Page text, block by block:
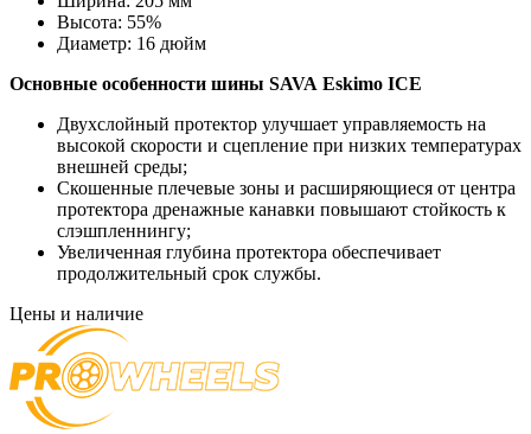
Высота: 55%
Диаметр: 16 дюйм
Основные особенности шины SAVA Eskimo ICE
Двухслойный протектор улучшает управляемость на
высокой скорости и сцепление при низких температурах
внешней среды;
Скошенные плечевые зоны и расширяющиеся от центра
протектора дренажные канавки повышают стойкость к
слэшпленнингу;
Увеличенная глубина протектора обеспечивает
продолжительный срок службы.
Цены и наличие